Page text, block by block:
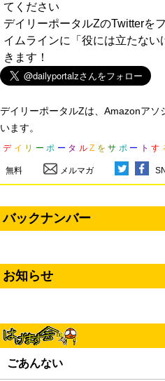
てください
デイリーポータルZのTwitterを
イムラインに「役には立たな
きます！
デイリーポータルZは、Amazonアソ
います。
デ イ リ ー ポ ー タ ル Z を サ ポ ー ト す
無料 メルマガ
バックナンバー
お知らせ
ごあんない